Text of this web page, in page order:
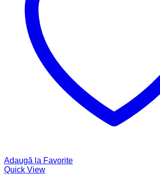
Adaugă la Favorite
Quick View